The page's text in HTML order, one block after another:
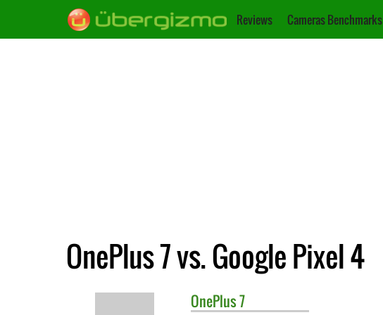
Reviews Cameras Benchmarks
OnePlus 7 vs. Google Pixel 4
OnePlus7